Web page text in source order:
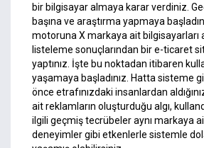
bir bilgisayar almaya karar verdiniz.
başına ve araştırma yapmaya
motoruna X markaya ait bilgisayarları
listeleme sonuçlarından bir e-ticaret
yaptınız. İşte bu noktadan itibaren
yaşamaya başladınız. Hatta sisteme
önce etrafınızdaki insanlardan
ait reklamların oluşturduğu algı,
ilgili geçmiş tecrübeler aynı markaya ait
deneyimler gibi etkenlerle sistemle